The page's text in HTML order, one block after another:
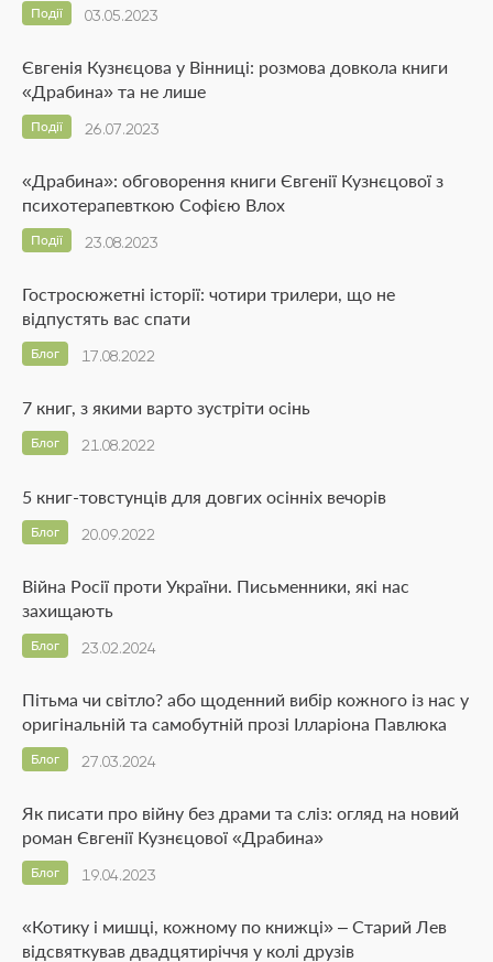
03.05.2023
Події
Євгенія Кузнєцова у Вінниці: розмова довкола книги
«Драбина» та не лише
26.07.2023
Події
«Драбина»: обговорення книги Євгенії Кузнєцової з
психотерапевткою Софією Влох
23.08.2023
Події
Гостросюжетні історії: чотири трилери, що не
відпустять вас спати
17.08.2022
Блог
7 книг, з якими варто зустріти осінь
21.08.2022
Блог
5 книг-товстунців для довгих осінніх вечорів
20.09.2022
Блог
Війна Росії проти України. Письменники, які нас
захищають
23.02.2024
Блог
Пітьма чи світло? або щоденний вибір кожного із нас у
оригінальній та самобутній прозі Ілларіона Павлюка
27.03.2024
Блог
Як писати про війну без драми та сліз: огляд на новий
роман Євгенії Кузнєцової «Драбина»
19.04.2023
Блог
«Котику і мишці, кожному по книжці» – Старий Лев
відсвяткував двадцятиріччя у колі друзів